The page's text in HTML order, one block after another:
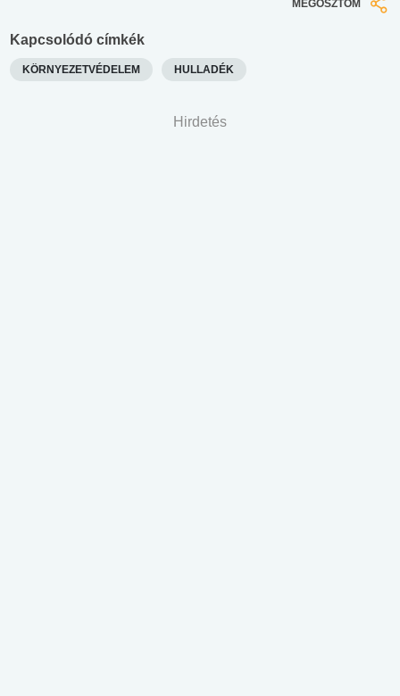
MEGOSZTOM
Kapcsolódó címkék
KÖRNYEZETVÉDELEM HULLADÉK
Hirdetés